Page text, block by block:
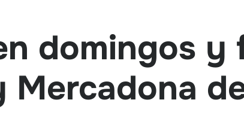
domingos y
Mercadona